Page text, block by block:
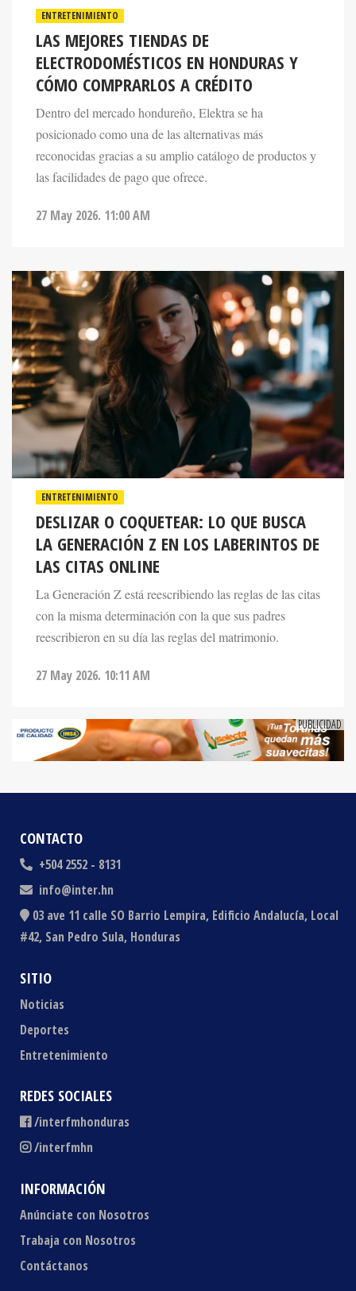
LAS MEJORES TIENDAS DE
ELECTRODOMÉSTICOS EN HONDURAS Y
CÓMO COMPRARLOS A CRÉDITO
Dentro del mercado hondureño, Elektra se ha
posicionado como una de las alternativas más
reconocidas gracias a su amplio catálogo de productos y
las facilidades de pago que ofrece.
ENTRETENIMIENTO
DESLIZAR O COQUETEAR: LO QUE BUSCA
LA GENERACIÓN Z EN LOS LABERINTOS DE
LAS CITAS ONLINE
La Generación Z está reescribiendo las reglas de las citas
con la misma determinación con la que sus padres
reescribieron en su día las reglas del matrimonio.
CONTACTO
+504 2552 - 8131
info@inter.hn
03 ave 11 calle SO Barrio Lempira, Edificio Andalucía, Local
#42, San Pedro Sula, Honduras
SITIO
Noticias
Deportes
Entretenimiento
REDES SOCIALES
/interfmhonduras
/interfmhn
INFORMACIÓN
Anúnciate con Nosotros
Trabaja con Nosotros
Contáctanos